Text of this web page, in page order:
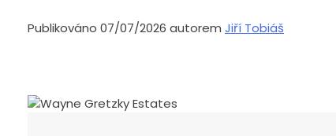
Publikováno 07/07/2026 autorem Jiří Tobiáš